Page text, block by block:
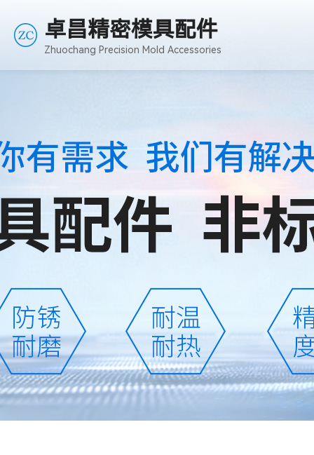
卓昌精密模具配件
Zhuochang Precision Mold Accessories